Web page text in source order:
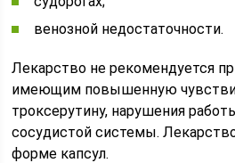
венозной недостаточности.
Лекарство не рекомендуется
имеющим повышенную
троксерутину, нарушения
сосудистой системы.
форме капсул.